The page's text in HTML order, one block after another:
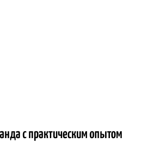
с практическим опытом